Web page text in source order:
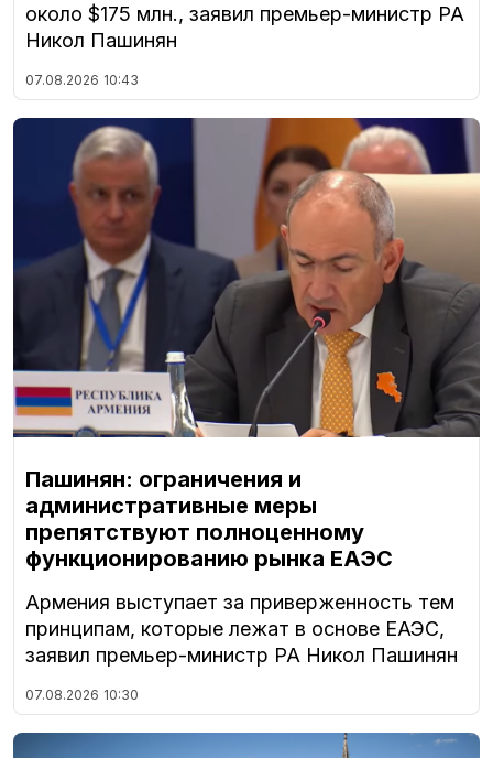
около $175 млн., заявил премьер-министр РА
Никол Пашинян
07.08.2026 10:43
Пашинян: ограничения и
административные меры
препятствуют полноценному
функционированию рынка ЕАЭС
Армения выступает за приверженность тем
принципам, которые лежат в основе ЕАЭС,
заявил премьер-министр РА Никол Пашинян
07.08.2026 10:30